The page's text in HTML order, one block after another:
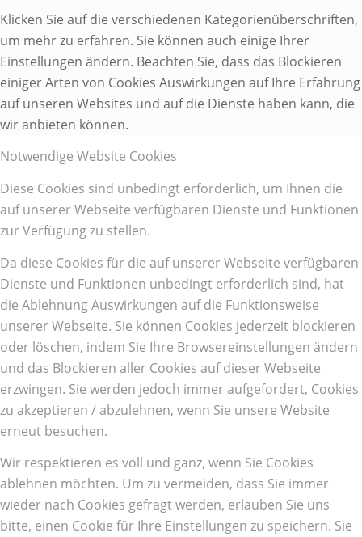
Klicken Sie auf die verschiedenen Kategorienüberschriften,
um mehr zu erfahren. Sie können auch einige Ihrer
Einstellungen ändern. Beachten Sie, dass das Blockieren
einiger Arten von Cookies Auswirkungen auf Ihre Erfahrung
auf unseren Websites und auf die Dienste haben kann, die
wir anbieten können.
Notwendige Website Cookies
Diese Cookies sind unbedingt erforderlich, um Ihnen die
auf unserer Webseite verfügbaren Dienste und Funktionen
zur Verfügung zu stellen.
Da diese Cookies für die auf unserer Webseite verfügbaren
Dienste und Funktionen unbedingt erforderlich sind, hat
die Ablehnung Auswirkungen auf die Funktionsweise
unserer Webseite. Sie können Cookies jederzeit blockieren
oder löschen, indem Sie Ihre Browsereinstellungen ändern
und das Blockieren aller Cookies auf dieser Webseite
erzwingen. Sie werden jedoch immer aufgefordert, Cookies
zu akzeptieren / abzulehnen, wenn Sie unsere Website
erneut besuchen.
Wir respektieren es voll und ganz, wenn Sie Cookies
ablehnen möchten. Um zu vermeiden, dass Sie immer
wieder nach Cookies gefragt werden, erlauben Sie uns
bitte, einen Cookie für Ihre Einstellungen zu speichern. Sie